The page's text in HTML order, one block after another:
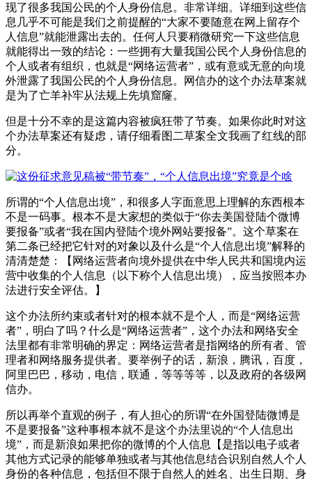
现了很多我国公民的个人身份信息。非常详细。详细到这些信
息几乎不可能是我们之前提醒的“大家不要随意在网上留存个
人信息”就能泄露出去的。任何人只要稍微研究一下这些信息
就能得出一致的结论：一些拥有大量我国公民个人身份信息的
个人或者有组织，也就是“网络运营者”，或有意或无意的向境
外泄露了我国公民的个人身份信息。网信办的这个办法草案就
是为了亡羊补牢从法规上先填窟窿。
但是十分不幸的是这篇内容被疯狂带了节奏。如果你此时对这
个办法草案还有疑虑，请仔细看图二草案全文我画了红线的部
分。
所谓的“个人信息出境”，和很多人字面意思上理解的东西根本
不是一码事。根本不是大家想的类似于“你去美国登陆个微博
要报备”或者“我在国内登陆个境外网站要报备”。这个草案在
第二条已经把它针对的对象以及什么是“个人信息出境”解释的
清清楚楚：【网络运营者向境外提供在中华人民共和国境内运
营中收集的个人信息（以下称个人信息出境），应当按照本办
法进行安全评估。】
这个办法所约束或者针对的根本就不是个人，而是“网络运营
者”，明白了吗？什么是“网络运营者”，这个办法和网络安全
法里都有非常明确的界定：网络运营者是指网络的所有者、管
理者和网络服务提供者。要举例子的话，新浪，腾讯，百度，
阿里巴巴，移动，电信，联通，等等等等，以及政府的各级网
信办。
所以再举个直观的例子，有人担心的所谓“在外国登陆微博是
不是要报备”这种事根本就不是这个办法里说的“个人信息出
境”，而是新浪如果把你的微博的个人信息【是指以电子或者
其他方式记录的能够单独或者与其他信息结合识别自然人个人
身份的各种信息，包括但不限于自然人的姓名、出生日期、身